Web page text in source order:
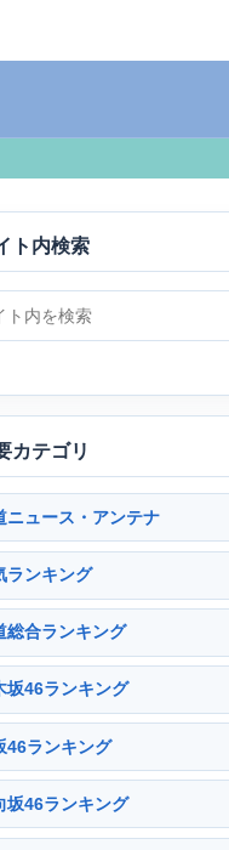
ト内検索
カテゴリ
ニュース・アンテナ
ランキング
総合ランキング
坂46ランキング
46ランキング
坂46ランキング